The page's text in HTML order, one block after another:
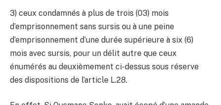
3) ceux condamnés à plus de trois (03) mois
d’emprisonnement sans sursis ou à une peine
d’emprisonnement d’une durée supérieure à six (6)
mois avec sursis, pour un délit autre que ceux
énumérés au deuxièmement ci-dessus sous réserve
des dispositions de l’article L.28.